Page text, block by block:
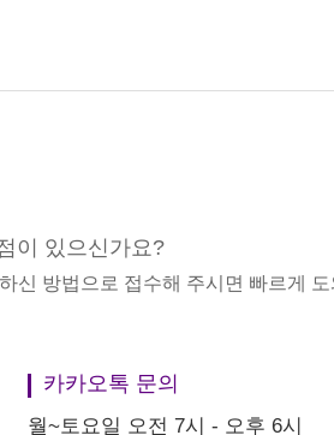
이 있으신가요?
신 방법으로 접수해 주시면 빠르게
카카오톡 문의
월~토요일 오전 7시 - 오후 6시